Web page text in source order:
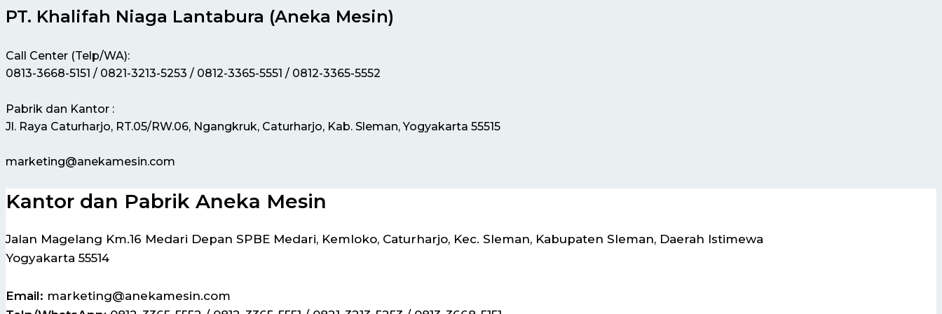
PT. Khalifah Niaga Lantabura (Aneka Mesin)
Call Center (Telp/WA):
0813-3668-5151 / 0821-3213-5253 / 0812-3365-5551 / 0812-3365-5552
Pabrik dan Kantor :
Jl. Raya Caturharjo, RT.05/RW.06, Ngangkruk, Caturharjo, Kab. Sleman, Yogyakarta 55515
marketing@anekamesin.com
Kantor dan Pabrik Aneka Mesin
Jalan Magelang Km.16 Medari Depan SPBE Medari, Kemloko, Caturharjo, Kec. Sleman, Kabupaten Sleman, Daerah Istimewa
Yogyakarta 55514
Email: marketing@anekamesin.com